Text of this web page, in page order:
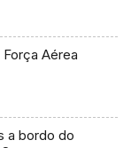
Aérea
a bordo do